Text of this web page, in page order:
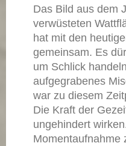
Das Bild aus dem
verwüsteten
hat mit den
gemeinsam. Es
um Schlick
aufgegrabenes
war zu diesem
Die Kraft der
ungehindert
Momentaufnahme